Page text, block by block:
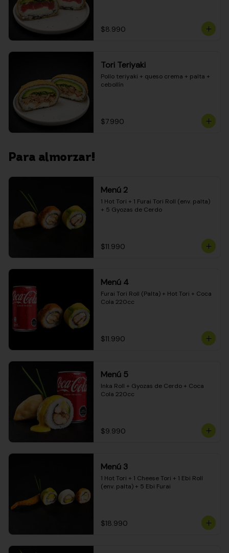
$8.990
Tori Teriyaki
Pollo teriyaki + queso crema + palta +
cebollín
$7.990
Para almorzar!
Menú 2
1 Hot Tori + 1 Furai Tori Roll (env. palta)
+ 5 Gyozas de Cerdo
$11.990
Menú 4
Furai Tori Roll (Palta) + Hot Tori + Coca
Cola 220cc
$11.990
Menú 5
Inka Roll + Gyozas de Cerdo + Coca
Cola 220cc
$9.990
Menú 3
1 Hot Tori + 1 Cheese Tori + 1 Ebi Roll
(env. palta) + 5 Ebi Furai
$18.990